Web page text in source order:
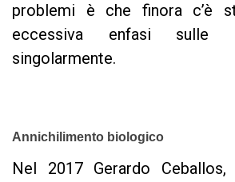
problemi è che finora c’è
eccessiva enfasi sulle
singolarmente.
Annichilimento biologico
Nel 2017 Gerardo